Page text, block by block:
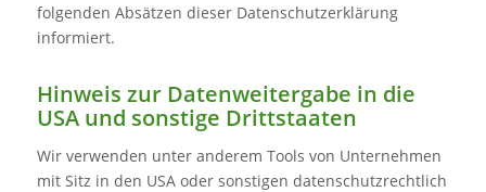
folgenden Absätzen dieser Datenschutzerklärung
informiert.
Hinweis zur Datenweitergabe in die
USA und sonstige Drittstaaten
Wir verwenden unter anderem Tools von Unternehmen
mit Sitz in den USA oder sonstigen datenschutzrechtlich